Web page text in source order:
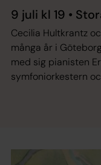
9 juli kl 19 •
Cecilia Hultkrantz
många år i
med sig pianisten
symfoniorkestern